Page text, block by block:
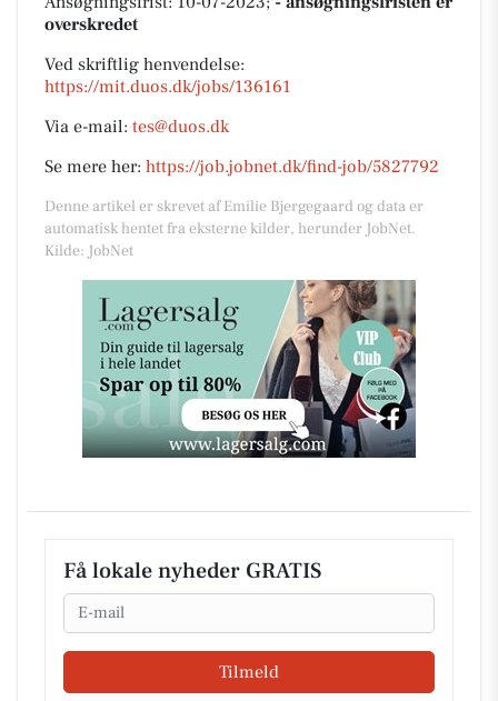
overskredet
Ved skriftlig henvendelse:
https://mit.duos.dk/jobs/136161
Via e-mail: tes@duos.dk
Se mere her: https://job.jobnet.dk/find-job/5827792
Denne artikel er skrevet af Emilie Bjergegaard og data er
automatisk hentet fra eksterne kilder, herunder JobNet.
Kilde: JobNet
Få lokale nyheder GRATIS
Email
Tilmeld